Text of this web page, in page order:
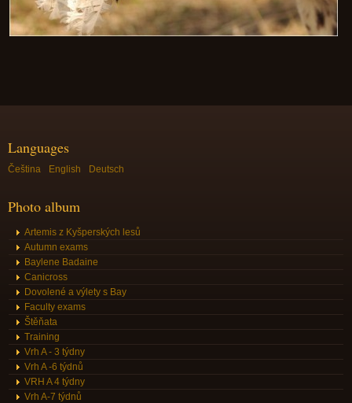
Languages
Čeština English Deutsch
Photo album
Artemis z Kyšperských lesů
Autumn exams
Baylene Badaine
Canicross
Dovolené a výlety s Bay
Faculty exams
Štěňata
Training
Vrh A - 3 týdny
Vrh A -6 týdnů
VRH A 4 týdny
Vrh A-7 týdnů